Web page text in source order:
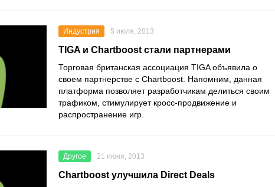
Индустрия 5 июля, 2013
TIGA и Chartboost стали партнерами
Торговая британская ассоциация TIGA объявила о
своем партнерстве с Chartboost. Напомним, данная
платформа позволяет разработчикам делиться своим
трафиком, стимулирует кросс-продвижение и
распространение игр.
Другое 21 июня, 2013
Chartboost улучшила Direct Deals